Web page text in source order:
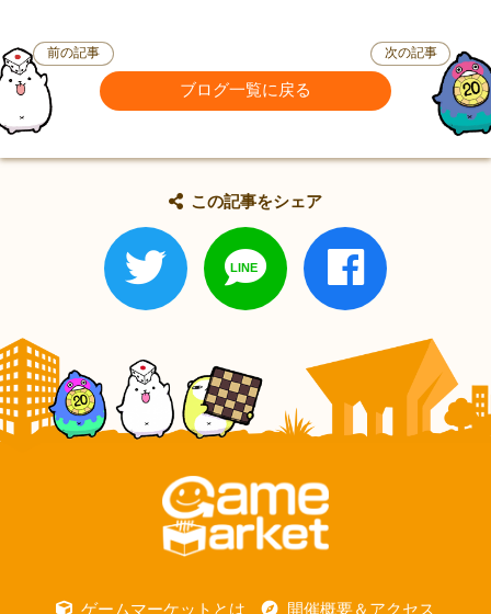
前の記事
ブログ一覧に戻る
次の記事
この記事をシェア
ゲームマーケットとは 開催概要＆アクセス